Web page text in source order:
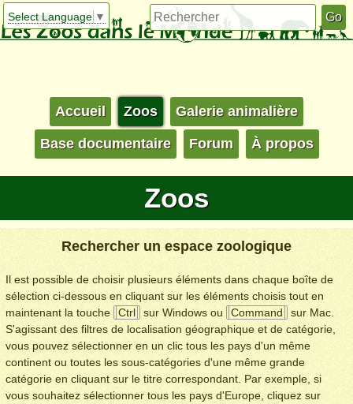
Select Language ▼
Accueil Zoos Galerie animalière
Base documentaire Forum À propos
Zoos
Rechercher un espace zoologique
Il est possible de choisir plusieurs éléments dans chaque boîte de
sélection ci-dessous en cliquant sur les éléments choisis tout en
maintenant la touche
Ctrl sur Windows ou Command
sur Mac.
S'agissant des filtres de localisation géographique et de catégorie,
vous pouvez sélectionner en un clic tous les pays d'un même
continent ou toutes les sous-catégories d'une même grande
catégorie en cliquant sur le titre correspondant. Par exemple, si
vous souhaitez sélectionner tous les pays d'Europe, cliquez sur